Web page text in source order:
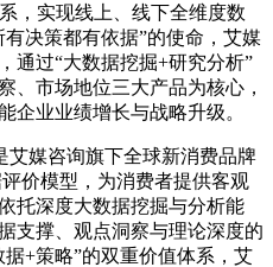
，实现线上、线下全维度数
决策都有依据”的使命，艾媒
通过“大数据挖掘+研究分析”
、市场地位三大产品为核心，
企业业绩增长与战略升级。
艾媒咨询旗下全球新消费品牌
价模型，为消费者提供客观
托深度大数据挖掘与分析能
支撑、观点洞察与理论深度的
+策略”的双重价值体系，艾